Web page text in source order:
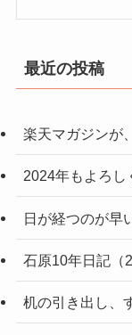
最近の投稿
楽天マガジンが
2024年もよろし
日が経つのが早
石原10年日記（
机の引き出し、